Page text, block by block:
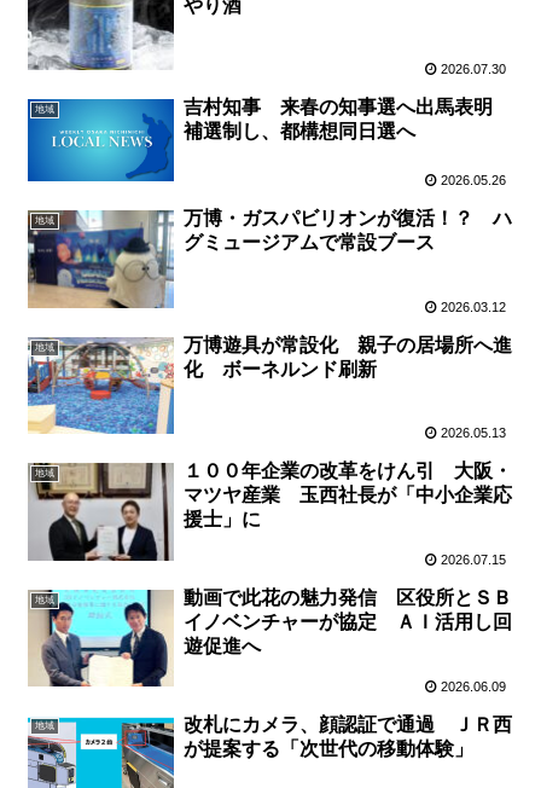
やり酒
2026.07.30
地域
吉村知事 来春の知事選へ出馬表明
補選制し、都構想同日選へ
2026.05.26
地域
万博・ガスパビリオンが復活！？ ハ
グミュージアムで常設ブース
2026.03.12
地域
万博遊具が常設化 親子の居場所へ進
化 ボーネルンド刷新
2026.05.13
地域
１００年企業の改革をけん引 大阪・
マツヤ産業 玉西社長が「中小企業応
援士」に
2026.07.15
地域
動画で此花の魅力発信 区役所とＳＢ
イノベンチャーが協定 ＡＩ活用し回
遊促進へ
2026.06.09
地域
改札にカメラ、顔認証で通過 ＪＲ西
が提案する「次世代の移動体験」